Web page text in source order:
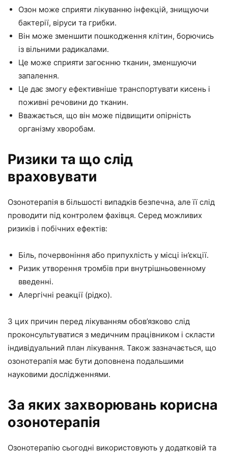
Озон може сприяти лікуванню інфекцій, знищуючи
бактерії, віруси та грибки.
Він може зменшити пошкодження клітин, борючись
із вільними радикалами.
Це може сприяти загоєнню тканин, зменшуючи
запалення.
Це дає змогу ефективніше транспортувати кисень і
поживні речовини до тканин.
Вважається, що він може підвищити опірність
організму хворобам.
Ризики та що слід
враховувати
Озонотерапія в більшості випадків безпечна, але її слід
проводити під контролем фахівця. Серед можливих
ризиків і побічних ефектів:
Біль, почервоніння або припухлість у місці ін’єкції.
Ризик утворення тромбів при внутрішньовенному
введенні.
Алергічні реакції (рідко).
З цих причин перед лікуванням обов’язково слід
проконсультуватися з медичним працівником і скласти
індивідуальний план лікування. Також зазначається, що
озонотерапія має бути доповнена подальшими
науковими дослідженнями.
За яких захворювань корисна
озонотерапія
Озонотерапію сьогодні використовують у додатковій та